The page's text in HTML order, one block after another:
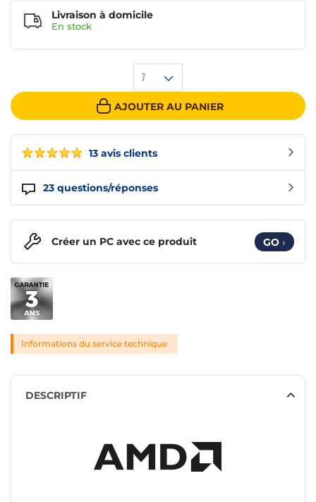
13 avis clients
23 questions/réponses
1
AJOUTER AU PANIER
Livraison à domicile
En stock
Créer un PC avec ce produit GO ›
Informations du service technique
DESCRIPTIF